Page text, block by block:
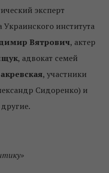
эксперт
Украинского института
Вятрович, актер
, адвокат семей
, участники
Сидоренко) и